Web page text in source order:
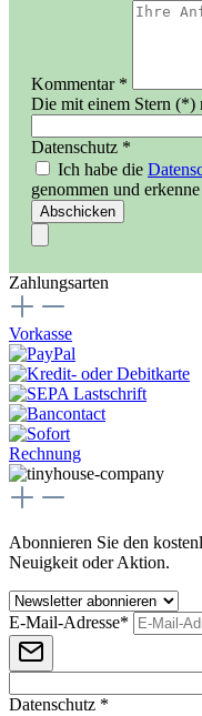
Kommentar *
Die mit einem Stern (*)
Datenschutz *
Ich habe die
genommen und
Abschicken
Zahlungsarten
Vorkasse
Rechnung
Abonnieren Sie den
Neuigkeit oder Aktion.
E-Mail-Adresse*
Datenschutz *